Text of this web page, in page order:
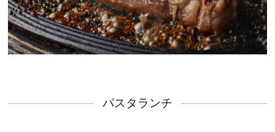
パスタランチ